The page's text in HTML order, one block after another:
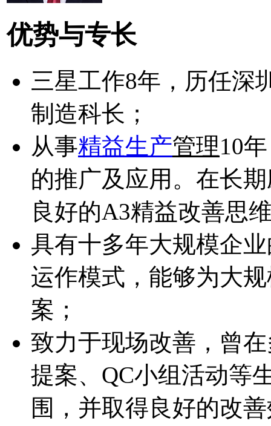
优势与专长
三星工作8年，历任深
制造科长；
从事精益生产管理10
的推广及应用。在长
良好的A3精益改善思
具有十多年大规模企
运作模式，能够为大
案；
致力于现场改善，曾
提案、QC小组活动等
围，并取得良好的改